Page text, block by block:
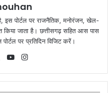
इस पोर्टल पर राजनैतिक, मनोरंजन, खेल-
जाता है। छत्तीसगढ़ सहित आस पास
पर प्रतिदिन विजिट करें।
X YouTube